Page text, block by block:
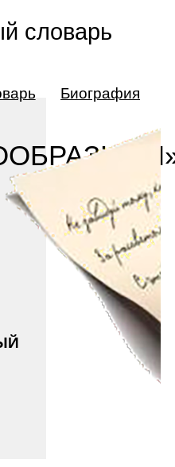
словарь
Биография